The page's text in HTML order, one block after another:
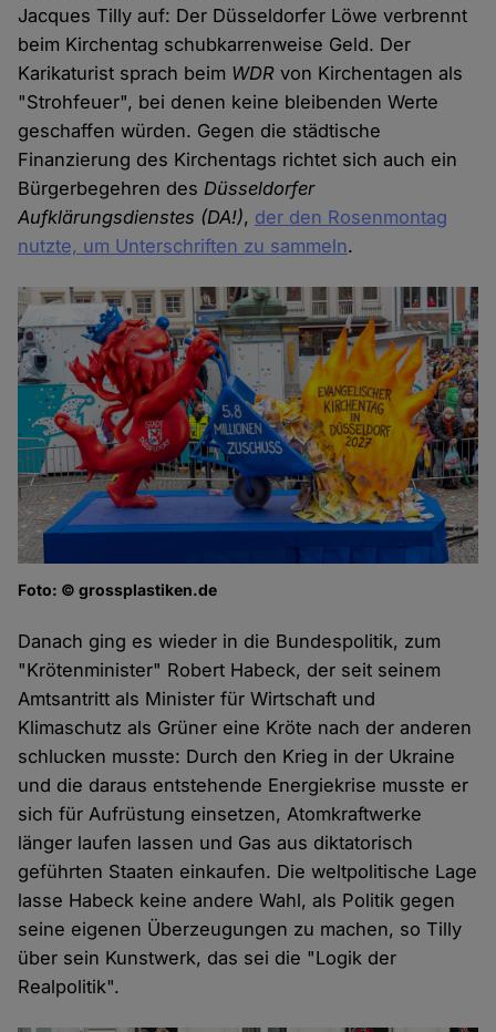
Jacques Tilly auf: Der Düsseldorfer Löwe verbrennt
beim Kirchentag schubkarrenweise Geld. Der
Karikaturist sprach beim WDR von Kirchentagen als
"Strohfeuer", bei denen keine bleibenden Werte
geschaffen würden. Gegen die städtische
Finanzierung des Kirchentags richtet sich auch ein
Bürgerbegehren desDüsseldorfer
Aufklärungsdienstes (DA!), der den Rosenmontag
nutzte, um Unterschriften zu sammeln.
Foto: © grossplastiken.de
Danach ging es wieder in die Bundespolitik, zum
"Krötenminister" Robert Habeck, der seit seinem
Amtsantritt als Minister für Wirtschaft und
Klimaschutz als Grüner eine Kröte nach der anderen
schlucken musste: Durch den Krieg in der Ukraine
und die daraus entstehende Energiekrise musste er
sich für Aufrüstung einsetzen, Atomkraftwerke
länger laufen lassen und Gas aus diktatorisch
geführten Staaten einkaufen. Die weltpolitische Lage
lasse Habeck keine andere Wahl, als Politik gegen
seine eigenen Überzeugungen zu machen, so Tilly
über sein Kunstwerk, das sei die "Logik der
Realpolitik".